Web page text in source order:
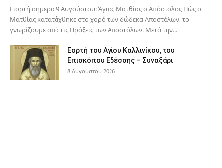
Γιορτή σήμερα 9 Αυγούστου: Άγιος Ματθίας ο Απόστολος Πώς ο
Ματθίας κατατάχθηκε στο χορό των δώδεκα Αποστόλων, το
γνωρίζουμε από τις Πράξεις των Αποστόλων. Μετά την...
Εορτή του Αγίου Καλλινίκου, του
Επισκόπου Εδέσσης – Συναξάρι
8 Αυγούστου 2026